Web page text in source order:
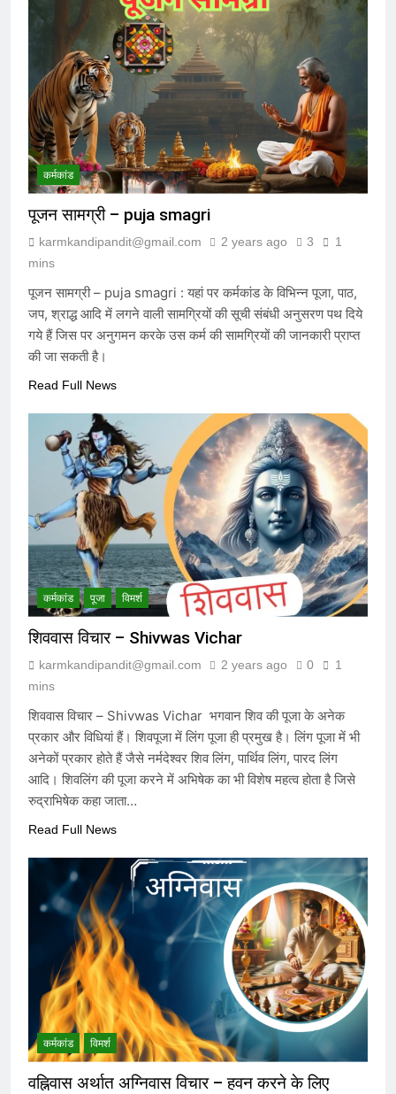
कर्मकांड
पूजन सामग्री – puja smagri
karmkandipandit@gmail.com 2 years ago 3
1
mins
पूजन सामग्री – puja smagri : यहां पर कर्मकांड के विभिन्न पूजा, पाठ,
जप, श्राद्ध आदि में लगने वाली सामग्रियों की सूची संबंधी अनुसरण पथ दिये
गये हैं जिस पर अनुगमन करके उस कर्म की सामग्रियों की जानकारी प्राप्त
की जा सकती है।
Read Full News
कर्मकांड पूजा विमर्श
शिववास विचार – Shivwas Vichar
karmkandipandit@gmail.com 2 years ago 0
1
mins
शिववास विचार – Shivwas Vichar भगवान शिव की पूजा के अनेक
प्रकार और विधियां हैं। शिवपूजा में लिंग पूजा ही प्रमुख है। लिंग पूजा में भी
अनेकों प्रकार होते हैं जैसे नर्मदेश्वर शिव लिंग, पार्थिव लिंग, पारद लिंग
आदि। शिवलिंग की पूजा करने में अभिषेक का भी विशेष महत्व होता है जिसे
रुद्राभिषेक कहा जाता…
Read Full News
कर्मकांड विमर्श
वह्निवास अर्थात अग्निवास विचार – हवन करने के लिए